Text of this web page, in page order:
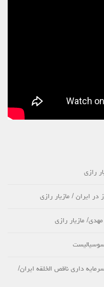
رازی
ایران / مازیار رازی
مازیار رازی
سوسیالیست
داری ناقص الخلقه ایران/